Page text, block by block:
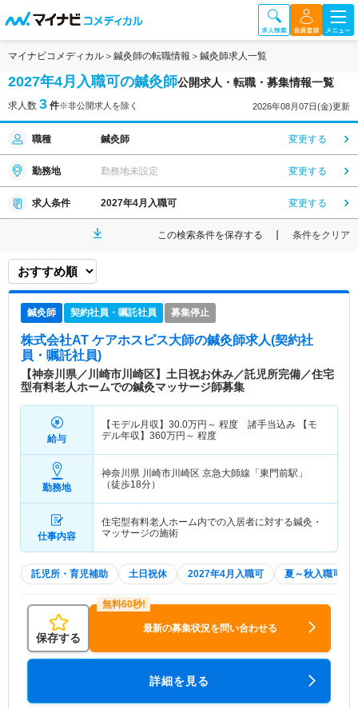
マイナビコメディカル 鍼灸師の転職情報 鍼灸師求人一覧
2027年4月入職可の鍼灸師公開求人・転職・募集情報一覧
求人数 3 件※非公開求人を除く 2026年08月07日(金)更新
職種 鍼灸師 変更する
勤務地 勤務地未設定 変更する
求人条件 2027年4月入職可 変更する
この検索条件を保存する 条件をクリア
鍼灸師 契約社員・嘱託社員 募集停止
株式会社AT ケアホスピス大師の鍼灸師求人(契約社
員・嘱託社員)
【神奈川県／川崎市川崎区】土日祝お休み／託児所完備／住宅
型有料老人ホームでの鍼灸マッサージ師募集
給与
【モデル月収】 30.0万円～ 程度 諸手当込み 【モ
デル年収】 360万円～ 程度
勤務地
神奈川県 川崎市川崎区 京急大師線「東門前駅」
（徒歩18分）
仕事内容
住宅型有料老人ホーム内での入居者に対する鍼灸・
マッサージの施術
託児所・育児補助 土日祝休 2027年4月入職可 夏～秋入職可
保存する
最新の募集状況を問い合わせる
詳細を見る